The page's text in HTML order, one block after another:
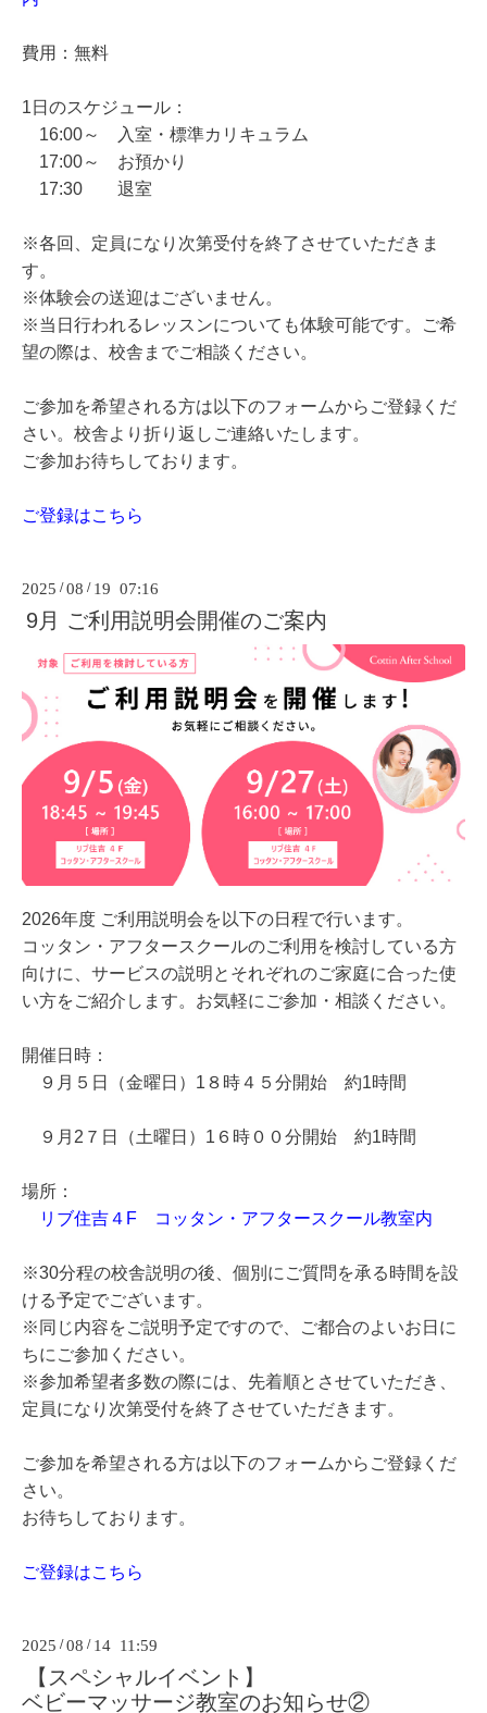
費用：無料
1日のスケジュール：
16:00～ 入室・標準カリキュラム
17:00～ お預かり
17:30 退室
※各回、定員になり次第受付を終了させていただきま
す。
※体験会の送迎はございません。
※当日行われるレッスンについても体験可能です。ご希
望の際は、校舎までご相談ください。
ご参加を希望される方は以下のフォームからご登録くだ
さい。校舎より折り返しご連絡いたします。
ご参加お待ちしております。
ご登録はこちら
2025 /08 / 19 07:16
9月 ご利用説明会開催のご案内
2026年度 ご利用説明会を以下の日程で行います。
コッタン・アフタースクールのご利用を検討している方
向けに、サービスの説明とそれぞれのご家庭に合った使
い方をご紹介します。お気軽にご参加・相談ください。
開催日時：
９ 月５日（金曜日）1８時４５分開始 約1時間
９月2７日（土曜日）1６時００分開始 約1時間
場所：
リブ住吉４F コッタン・アフタースクール教室内
※30分程の校舎説明の後、個別にご質問を承る時間を設
ける予定でございます。
※同じ内容をご説明予定ですので、ご都合のよいお日に
ちにご参加ください。
※参加希望者多数の際には、先着順とさせていただき、
定員になり次第受付を終了させていただきます。
ご参加を希望される方は以下のフォームからご登録くだ
さい。
お待ちしております。
ご登録はこちら
2025 /08 / 14 11:59
【スペシャルイベント】
ベビーマッサージ教室のお知らせ②